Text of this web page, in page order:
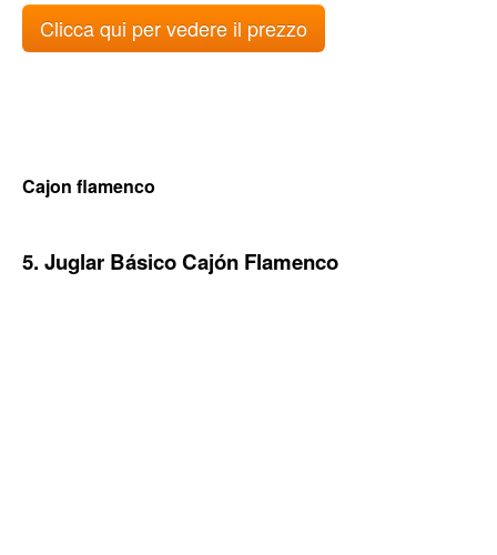
Clicca qui per vedere il prezzo
Cajon flamenco
5. Juglar Básico Cajón Flamenco